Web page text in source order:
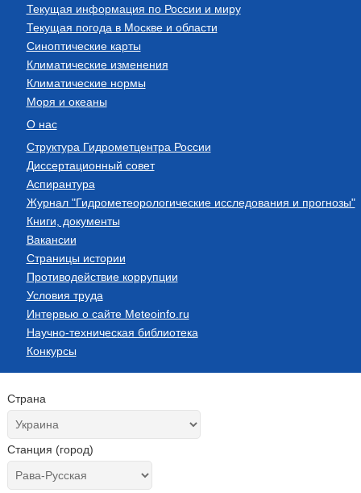
Текущая информация по России и миру
Текущая погода в Москве и области
Синоптические карты
Климатические изменения
Климатические нормы
Моря и океаны
О нас
Структура Гидрометцентра России
Диссертационный совет
Аспирантура
Журнал "Гидрометеорологические исследования и прогнозы"
Книги, документы
Вакансии
Страницы истории
Противодействие коррупции
Условия труда
Интервью о сайте Meteoinfo.ru
Научно-техническая библиотека
Конкурсы
Страна
Станция (город)